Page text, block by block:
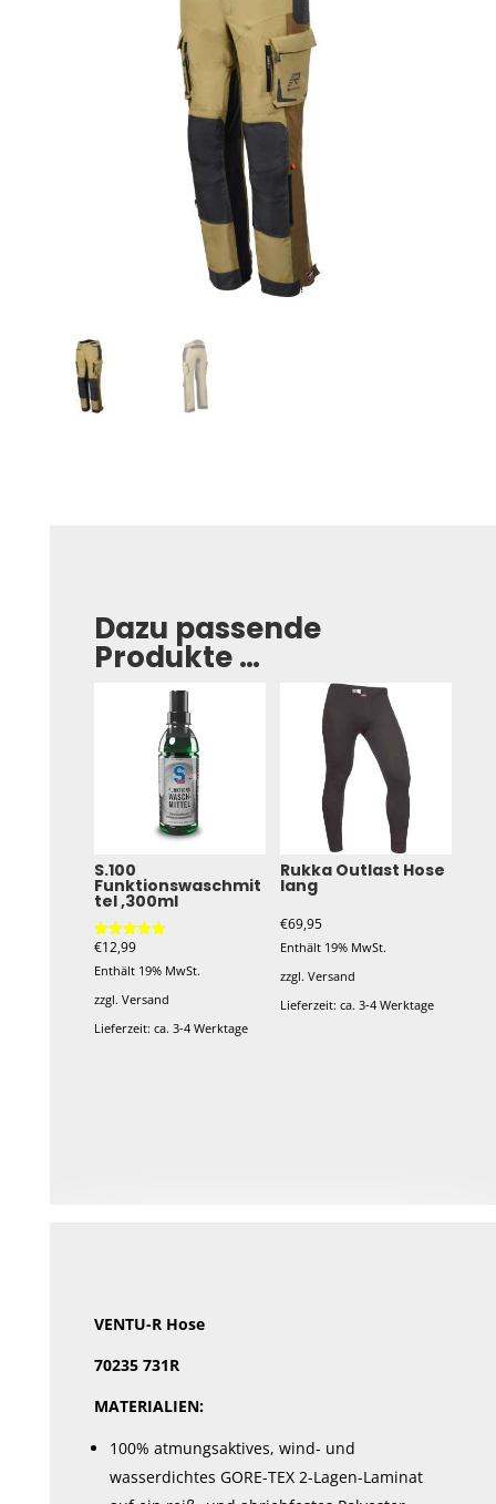
Dazu passende
Produkte …
S.100
Funktionswaschmit
tel ,300ml
Bewertet mit
von 5
€12,99
Enthält 19% MwSt.
zzgl.Versand
Lieferzeit: ca. 3-4 Werktage
Rukka Outlast Hose
lang
€69,95
Enthält 19% MwSt.
zzgl. Versand
Lieferzeit: ca. 3-4 Werktage
VENTU-R Hose
70235 731R
MATERIALIEN:
100% atmungsaktives, wind- und
wasserdichtes GORE-TEX 2-Lagen-Laminat